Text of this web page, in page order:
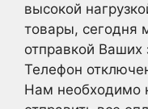
высокой
товары, сегодня
отправкой Ваших
Телефон
Нам необходимо